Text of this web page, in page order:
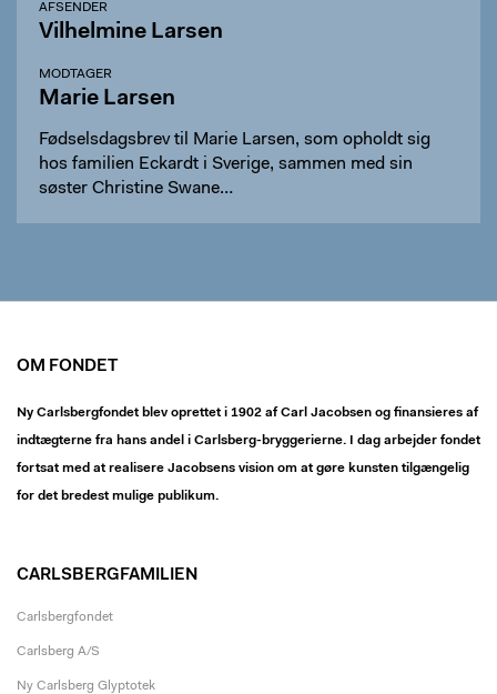
AFSENDER
Vilhelmine Larsen
MODTAGER
Marie Larsen
Fødselsdagsbrev til Marie Larsen, som opholdt sig
hos familien Eckardt i Sverige, sammen med sin
søster Christine Swane…
OM FONDET
Ny Carlsbergfondet blev oprettet i 1902 af Carl Jacobsen og finansieres af
indtægterne fra hans andel i Carlsberg-bryggerierne. I dag arbejder fondet
fortsat med at realisere Jacobsens vision om at gøre kunsten tilgængelig
for det bredest mulige publikum.
CARLSBERGFAMILIEN
Carlsbergfondet
Carlsberg A/S
Ny Carlsberg Glyptotek